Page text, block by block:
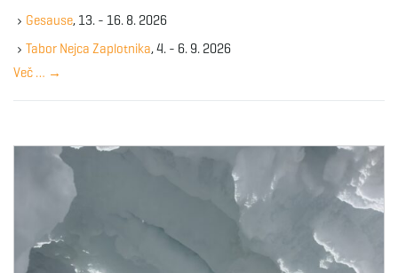
e
y
w
r
Gesause, 13. - 16. 8. 2026
Tabor Nejca Zaplotnika, 4. - 6. 9. 2026
Več … →